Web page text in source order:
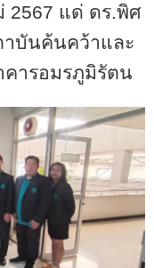
2567 แด่ ดร.พิศ
าบันค้นคว้าและ
ารอมรภูมิรัตน